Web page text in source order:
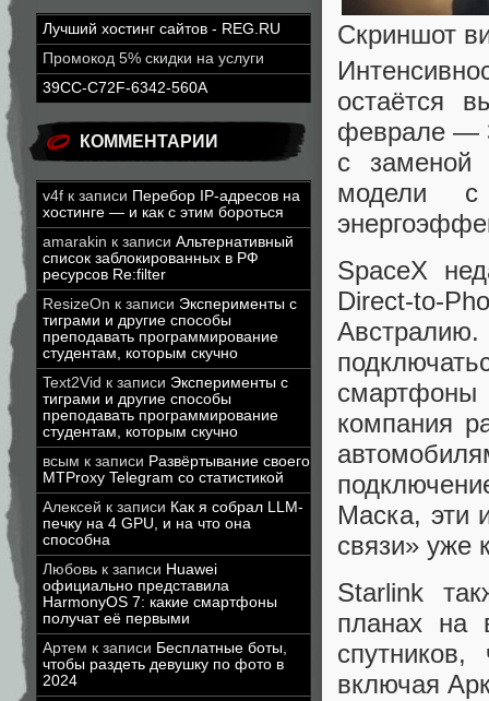
Лучший хостинг сайтов - REG.RU
Промокод 5% скидки на услуги
39CC-C72F-6342-560A
КОММЕНТАРИИ
v4f к записи Перебор IP-адресов на
хостинге — и как с этим бороться
amarakin к записи Альтернативный
список заблокированных в РФ
ресурсов Re:filter
ResizeOn к записи Эксперименты с
тиграми и другие способы
преподавать программирование
студентам, которым скучно
Text2Vid к записи Эксперименты с
тиграми и другие способы
преподавать программирование
студентам, которым скучно
всым к записи Развёртывание своего
MTProxy Telegram со статистикой
Алексей к записи Как я собрал LLM-
печку на 4 GPU, и на что она
способна
Любовь к записи Huawei
официально представила
HarmonyOS 7: какие смартфоны
получат её первыми
Артем к записи Бесплатные боты,
чтобы раздеть девушку по фото в
2024
Скриншот
остаётся
феврале —
с заменой
модели с
SpaceX
Direct-to-
смартфоны
компания
Маска, эти
связи» уже
Starlink
планах на
включая